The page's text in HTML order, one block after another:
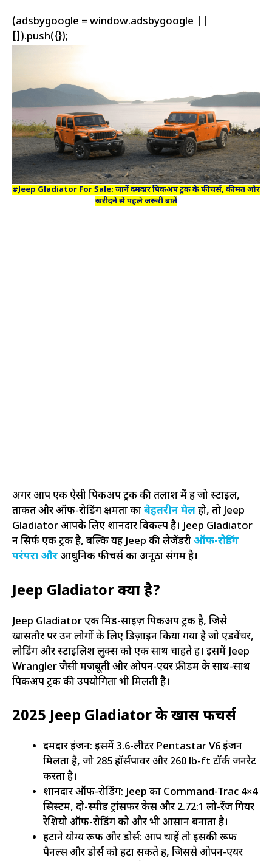
(adsbygoogle = window.adsbygoogle ||
[]).push({});
#Jeep Gladiator For Sale: जानें दमदार पिकअप ट्रक के फीचर्स, कीमत और
खरीदने से पहले जरूरी बातें
अगर आप एक ऐसी पिकअप ट्रक की तलाश में हैं जो स्टाइल,
ताकत और ऑफ-रोडिंग क्षमता काबेहतरीन मेलहो, तो Jeep
Gladiator आपके लिए शानदार विकल्प है। Jeep Gladiator
न सिर्फ एक ट्रक है, बल्कि यह Jeep की लेजेंडरीऑफ-रोडिंग
परंपरा औरआधुनिक फीचर्स का अनूठा संगम है।
Jeep Gladiator क्या है?
Jeep Gladiator एक मिड-साइज़ पिकअप ट्रक है, जिसे
खासतौर पर उन लोगों के लिए डिज़ाइन किया गया है जो एडवेंचर,
लोडिंग और स्टाइलिश लुक्स को एक साथ चाहते हैं। इसमें Jeep
Wrangler जैसी मजबूती और ओपन-एयर फ्रीडम के साथ-साथ
पिकअप ट्रक की उपयोगिता भी मिलती है।
2025 Jeep Gladiator के खास फीचर्स
दमदार इंजन: इसमें 3.6-लीटर Pentastar V6 इंजन
मिलता है, जो 285 हॉर्सपावर और 260 lb-ft टॉर्क जनरेट
करता है।
शानदार ऑफ-रोडिंग: Jeep का Command-Trac 4×4
सिस्टम, दो-स्पीड ट्रांसफर केस और 2.72:1 लो-रेंज गियर
रेशियो ऑफ-रोडिंग को और भी आसान बनाता है।
हटाने योग्य रूफ और डोर्स: आप चाहें तो इसकी रूफ
पैनल्स और डोर्स को हटा सकते हैं, जिससे ओपन-एयर